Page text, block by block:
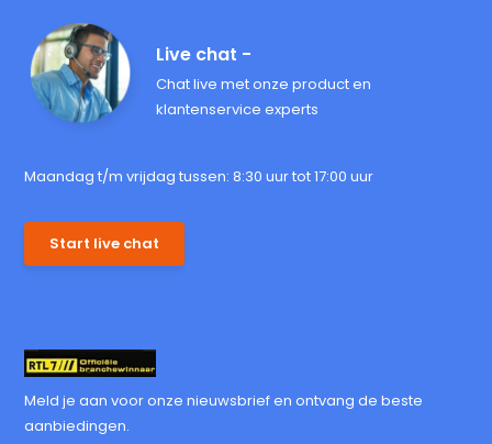
Live chat -
Chat live met onze product en
klantenservice experts
Maandag t/m vrijdag tussen: 8:30 uur tot 17:00 uur
Start live chat
Meld je aan voor onze nieuwsbrief en ontvang de beste
aanbiedingen.